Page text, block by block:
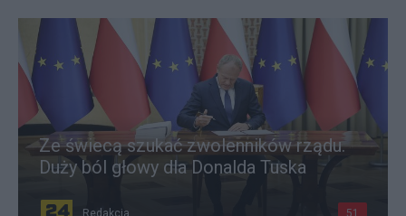
Ze świecą szukać zwolenników rządu.
Duży ból głowy dla Donalda Tuska
Redakcja 51